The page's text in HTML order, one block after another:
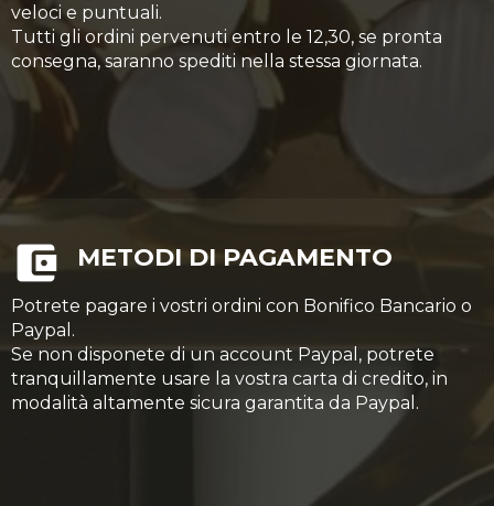
veloci e puntuali.
Tutti gli ordini pervenuti entro le 12,30, se pronta
consegna, saranno spediti nella stessa giornata.
METODI DI PAGAMENTO
Potrete pagare i vostri ordini con Bonifico Bancario o
Paypal.
Se non disponete di un account Paypal, potrete
tranquillamente usare la vostra carta di credito, in
modalità altamente sicura garantita da Paypal.